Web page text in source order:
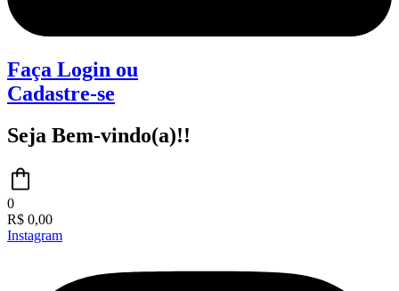
Faça Login ou
Cadastre-se
Seja Bem-vindo(a)!!
0
R$ 0,00
Instagram